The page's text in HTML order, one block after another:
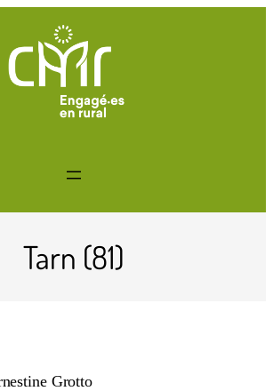
Tarn (81)
Grotto